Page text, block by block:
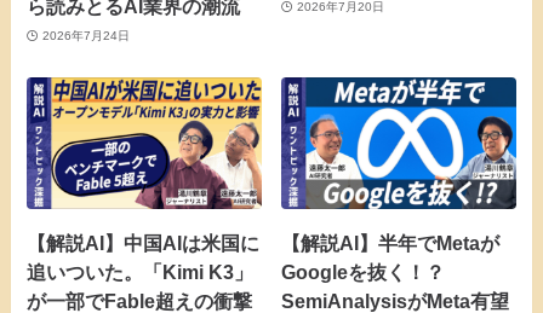
ら読みとるAI業界の潮流
2026年7月24日
2026年7月20日
【解説AI】中国AIは米国に
追いついた。「Kimi K3」
が一部でFable超えの衝撃
【解説AI】半年でMetaが
Googleを抜く！？
SemiAnalysisがMeta有望